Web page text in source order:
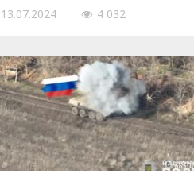
13.07.2024 4 032